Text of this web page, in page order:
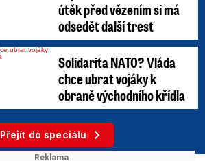
útěk před vězením si má
odsedět další trest
Solidarita NATO? Vláda
chce ubrat vojáky k
obraně východního křídla
Přejít do speciálu